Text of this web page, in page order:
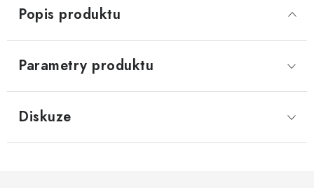
Popis produktu
Parametry produktu
Diskuze